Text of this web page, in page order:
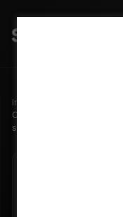
Início
Como estruturar a gestão
simultaneamente